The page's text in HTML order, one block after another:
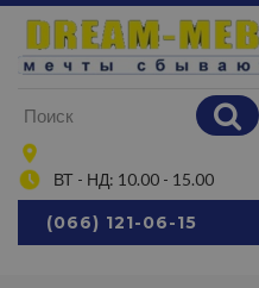
ВТ - НД: 10.00 - 15.00
(066) 121-06-15